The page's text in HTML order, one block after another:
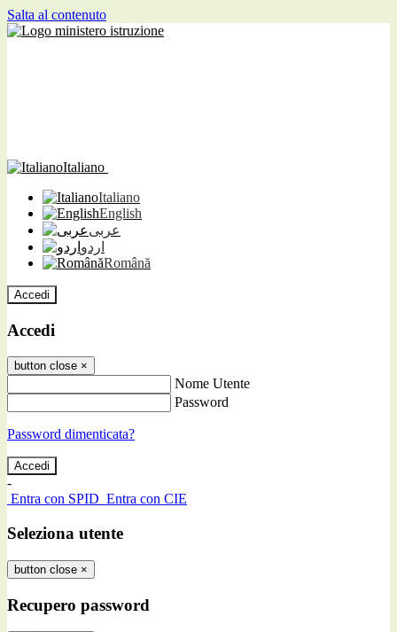
Salta al contenuto
Italiano
Italiano
English
عربى
اردو
Română
Accedi
Accedi
button close ×
Nome Utente
Password
Password dimenticata?
-
Entra con SPID Entra con CIE
Seleziona utente
button close ×
Recupero password